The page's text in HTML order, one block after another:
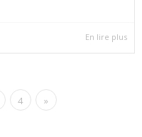
En lire plus
4 »